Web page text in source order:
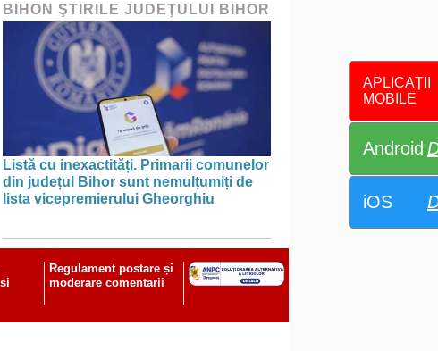
APLICAȚII
MOBILE
Android
iOS
BIHON ŞTIRILE JUDEŢULUI BIHOR
Listă cu inexactități. Primarii comunelor
din județul Bihor sunt nemulțumiți de
lista vicepremierului Gheorghiu
Regulament postare și
moderare comentarii